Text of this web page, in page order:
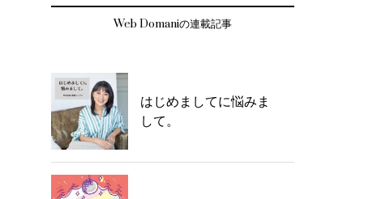
Web Domaniの連載記事
はじめましてに悩みま
して。